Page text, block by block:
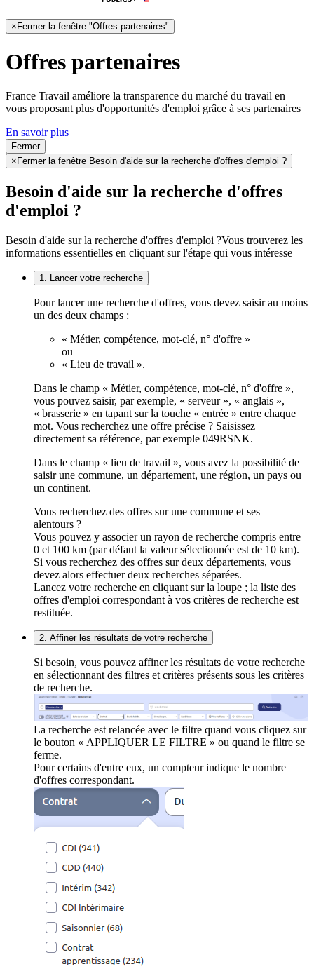
× Fermer la fenêtre "Offres partenaires"
Offres partenaires
France Travail améliore la transparence du marché du travail en
vous proposant plus d'opportunités d'emploi grâce à ses partenaires
En savoir plus
Fermer
× Fermer la fenêtre Besoin d'aide sur la recherche d'offres d'emploi ?
Besoin d'aide sur la recherche d'offres
d'emploi ?
Besoin d'aide sur la recherche d'offres d'emploi ?Vous trouverez les
informations essentielles en cliquant sur l'étape qui vous intéresse
1. Lancer votre recherche
Pour lancer une recherche d'offres, vous devez saisir au moins
un des deux champs :
« Métier, compétence, mot-clé, n° d'offre »
ou
« Lieu de travail ».
Dans le champ « Métier, compétence, mot-clé, n° d'offre »,
vous pouvez saisir, par exemple, « serveur », « anglais »,
« brasserie » en tapant sur la touche « entrée » entre chaque
mot. Vous recherchez une offre précise ? Saisissez
directement sa référence, par exemple 049RSNK.
Dans le champ « lieu de travail », vous avez la possibilité de
saisir une commune, un département, une région, un pays ou
un continent.
Vous recherchez des offres sur une commune et ses
alentours ?
Vous pouvez y associer un rayon de recherche compris entre
0 et 100 km (par défaut la valeur sélectionnée est de 10 km).
Si vous recherchez des offres sur deux départements, vous
devez alors effectuer deux recherches séparées.
Lancez votre recherche en cliquant sur la loupe ; la liste des
offres d'emploi correspondant à vos critères de recherche est
restituée.
2. Affiner les résultats de votre recherche
Si besoin, vous pouvez affiner les résultats de votre recherche
en sélectionnant des filtres et critères présents sous les critères
de recherche.
La recherche est relancée avec le filtre quand vous cliquez sur
le bouton « APPLIQUER LE FILTRE » ou quand le filtre se
ferme.
Pour certains d'entre eux, un compteur indique le nombre
d'offres correspondant.